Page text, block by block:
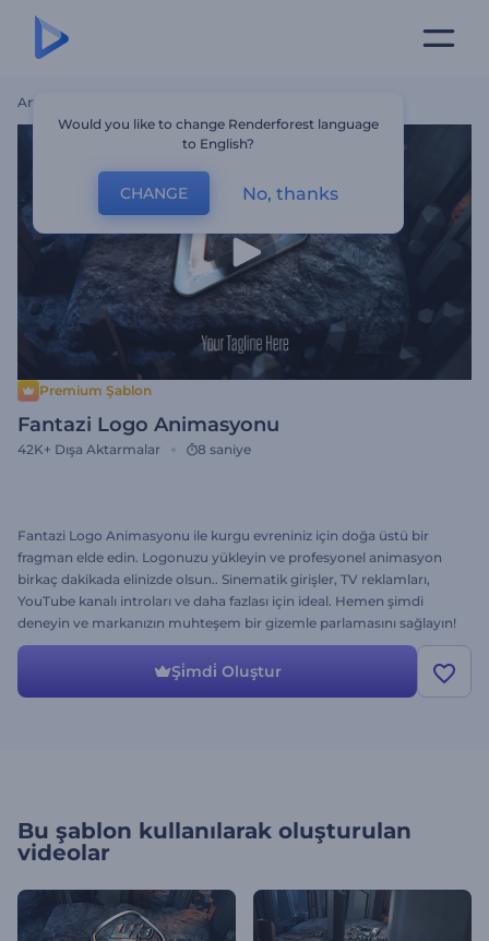
Ana Sayfa
Premium Şablon
Fantazi Logo Animasyonu
42K+ Dışa Aktarmalar 8 saniye
Fantazi Logo Animasyonu ile kurgu evreniniz için doğa üstü bir
fragman elde edin. Logonuzu yükleyin ve profesyonel animasyon
birkaç dakikada elinizde olsun.. Sinematik girişler, TV reklamları,
YouTube kanalı introları ve daha fazlası için ideal. Hemen şimdi
deneyin ve markanızın muhteşem bir gizemle parlamasını sağlayın!
Şi̇mdi̇ Oluştur
Bu şablon kullanılarak oluşturulan
videolar
Would you like to change Renderforest language
to English?
CHANGE No, thanks